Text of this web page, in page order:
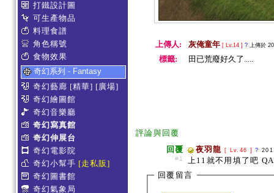
打鐵設計圖
可生產物品
料理食譜
角色稱號
食物效果
奇幻系列 - Fantasy
奇幻藝廊 [精華] [廣場]
奇幻繪圖館
奇幻音樂廳
奇幻寫真館
奇幻伸展台
奇幻電影院
奇幻小幫手 [走私販]
奇幻圖書館
奇幻氣象局
上傳人: 灰俺童年 [ Lv.14 ] ? 上傳於
標籤: 田已荒廢好久了.....
評論與回覆
回覆
#1
夜羽龍 [ Lv.46 ]?
上11就不用填了吧
回覆留言